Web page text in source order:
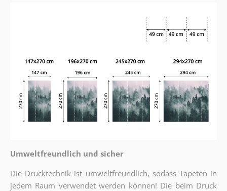
Umweltfreundlich und sicher
Die Drucktechnik ist umweltfreundlich, sodass Tapeten in
jedem Raum verwendet werden können! Die beim Druck